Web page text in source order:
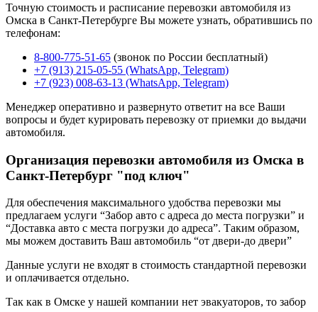
Точную стоимость и расписание перевозки автомобиля из
Омска в Санкт-Петербурге Вы можете узнать, обратившись по
телефонам:
8-800-775-51-65 (звонок по России бесплатный)
+7 (913) 215-05-55 (WhatsApp, Telegram)
+7 (923) 008-63-13 (WhatsApp, Telegram)
Менеджер оперативно и развернуто ответит на все Ваши
вопросы и будет курировать перевозку от приемки до выдачи
автомобиля.
Организация перевозки автомобиля из Омска в
Санкт-Петербург "под ключ"
Для обеспечения максимального удобства перевозки мы
предлагаем услуги “Забор авто с адреса до места погрузки” и
“Доставка авто с места погрузки до адреса”. Таким образом,
мы можем доставить Ваш автомобиль “от двери-до двери”
Данные услуги не входят в стоимость стандартной перевозки
и оплачивается отдельно.
Так как в Омске у нашей компании нет эвакуаторов, то забор